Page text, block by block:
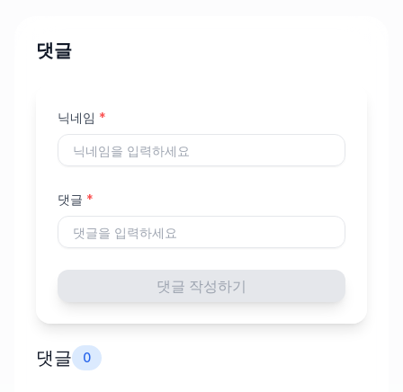
댓글
닉네임 *
댓글 *
댓글 작성하기
댓글 0